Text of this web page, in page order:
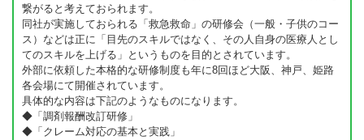
繋がると考えておられます。
同社が実施しておられる「救急救命」の研修会（一般・子供のコー
ス）などは正に「目先のスキルではなく、その人自身の医療人とし
てのスキルを上げる」というものを目的とされています。
外部に依頼した本格的な研修制度も年に8回ほど大阪、神戸、姫路
各会場にて開催されています。
具体的な内容は下記のようなものになります。
◆「調剤報酬改訂研修」
◆「クレーム対応の基本と実践」